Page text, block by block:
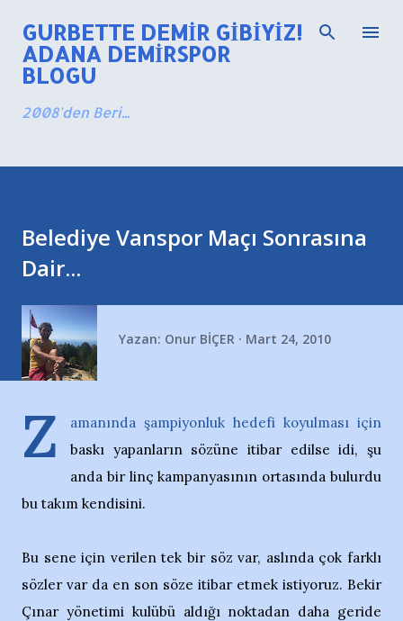
Ana içeriğe atla
GURBETTE DEMIR GIBIYIZ!
ADANA DEMIRSPOR
BLOGU
2008'den Beri...
Belediye Vanspor Maçı Sonrasına
Dair...
Yazan: Onur BİÇER Mart 24, 2010
Z
amanında şampiyonluk hedefi koyulması için
baskı yapanların sözüne itibar edilse idi, şu
anda bir linç kampanyasının ortasında bulurdu
bu takım kendisini.
Bu sene için verilen tek bir söz var, aslında çok farklı
sözler var da en son söze itibar etmek istiyoruz. Bekir
Çınar yönetimi kulübü aldığı noktadan daha geride